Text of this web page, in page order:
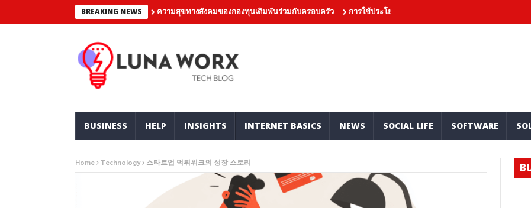
BREAKING NEWS ความสุขทางสังคมของกองทุนเดิมพันร่วมกับครอบครัว การใช้ประโยชน์จากข้อเสนอต้อนรับและฟรีเบทอย่างชา
BUSINESS HELP INSIGHTS INTERNET BASICS NEWS SOCIAL LIFE SOFTWARE
Home Technology 스타트업 먹튀위크의 성장 스토리